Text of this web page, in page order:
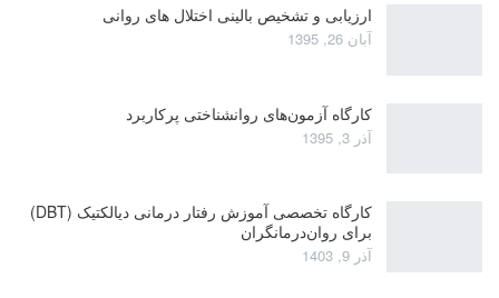
ارزیابی و تشخیص بالینی اختلال های روانی
آبان 26, 1395
کارگاه آزمون‌های روانشناختی پرکاربرد
آذر 3, 1395
کارگاه تخصصی آموزش رفتار درمانی دیالکتیک (DBT)
برای روان‌درمانگران
آذر 9, 1403